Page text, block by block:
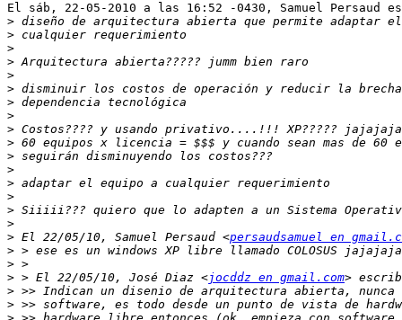
El sáb, 22-05-2010 a las 16:52 -0430, Samuel Persaud
>
>
>
>
>
>
>
>
>
>
>
>
>
>
>
>
> El 22/05/10, Samuel Persaud <persaudsamuel en
>
>
> > El 22/05/10, José Diaz <jocddz en gmail.com
>
>